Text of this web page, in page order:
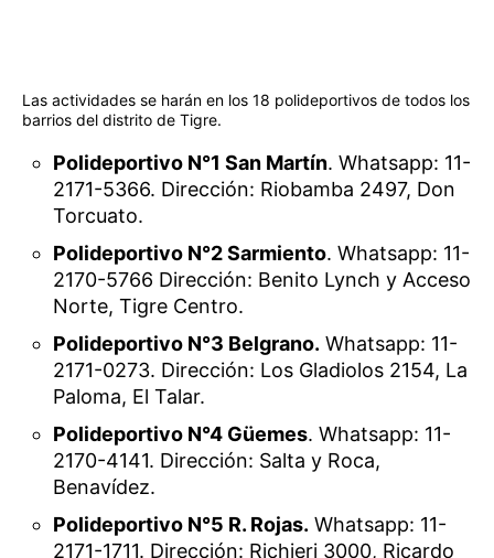
Las actividades se harán en los 18 polideportivos de todos los
barrios del distrito de Tigre.
Polideportivo N°1 San Martín. Whatsapp: 11-
2171-5366. Dirección: Riobamba 2497, Don
Torcuato.
Polideportivo N°2 Sarmiento. Whatsapp: 11-
2170-5766 Dirección: Benito Lynch y Acceso
Norte, Tigre Centro.
Polideportivo N°3 Belgrano. Whatsapp: 11-
2171-0273. Dirección: Los Gladiolos 2154, La
Paloma, El Talar.
Polideportivo N°4 Güemes. Whatsapp: 11-
2170-4141. Dirección: Salta y Roca,
Benavídez.
Polideportivo N°5 R. Rojas. Whatsapp: 11-
2171-1711. Dirección: Richieri 3000, Ricardo